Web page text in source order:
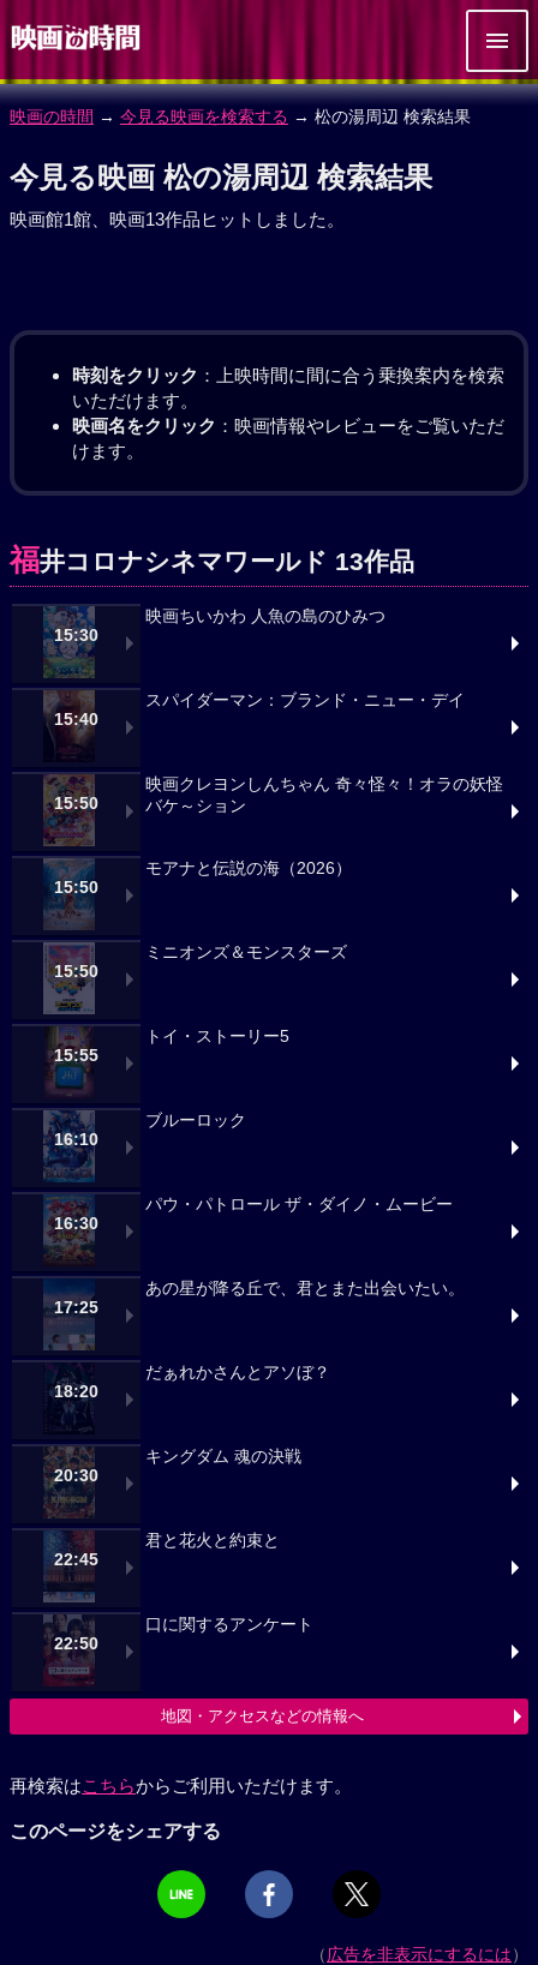
映画の時間 → 今見る映画を検索する → 松の湯周辺 検索結果
今見る映画 松の湯周辺 検索結果
映画館1館、映画13作品ヒットしました。
時刻をクリック ：上映時間に間に合う乗換案内を検索
いただけます。
映画名をクリック ：映画情報やレビューをご覧いただ
けます。
福井コロナシネマワールド 13作品
15:30
映画ちいかわ 人魚の島のひみつ
15:40
スパイダーマン：ブランド・ニュー・デイ
15:50
映画クレヨンしんちゃん 奇々怪々！オラの妖怪
バケ～ション
15:50
モアナと伝説の海（2026）
15:50
ミニオンズ＆モンスターズ
15:55
トイ・ストーリー5
16:10
ブルーロック
16:30
パウ・パトロール ザ・ダイノ・ムービー
17:25
あの星が降る丘で、君とまた出会いたい。
18:20
だぁれかさんとアソぼ？
20:30
キングダム 魂の決戦
22:45
君と花火と約束と
22:50
口に関するアンケート
地図・アクセスなどの情報へ
再検索はこちらからご利用いただけます。
このページをシェアする
（広告を非表示にするには）